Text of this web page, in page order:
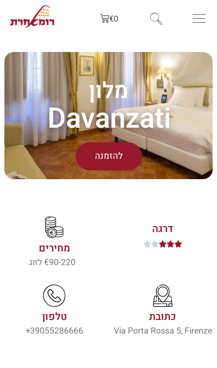
€0
מלון
Davanzati
להזמנה
דרגה




 מחירים
90-220€ לזוג
כתובת
Via Porta Rossa 5, Firenze
טלפון
39055286666+